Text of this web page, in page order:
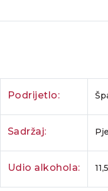
Podrijetlo:
Sadržaj:
Udio alkohola: